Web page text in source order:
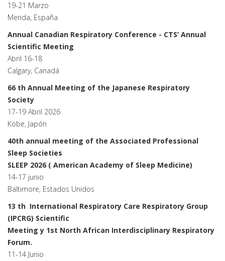
19-21 Marzo
Merida, España
Annual Canadian Respiratory Conference - CTS’ Annual
Scientific Meeting
Abril 16-18
Calgary, Canadá
66 th Annual Meeting of the Japanese Respiratory
Society
17-19 Abril 2026
Kobe, Japón
40th annual meeting of the Associated Professional
Sleep Societies
SLEEP 2026 ( American Academy of Sleep Medicine)
14-17 junio
Baltimore, Estados Unidos
13 th International Respiratory Care Respiratory Group
(IPCRG) Scientific
Meeting y 1st North African Interdisciplinary Respiratory
Forum.
11-14 Junio